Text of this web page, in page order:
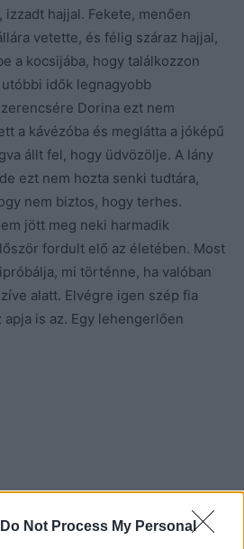
Do Not Process My Personal
izzadt hajjal. Fekete, menően
vetette, és félig száraz hajjal,
a kocsijába, hogy találkozzon
idők legnagyobb
Dorina ezt nem
a kávézóba és meglátta a jóképű
állt fel, hogy üdvözölje. A lány
ezt nem hozta senki tudtára,
nem biztos, hogy terhes.
jött meg neki harmadik
fordult elő az életében. Most
mi történne, ha valóban
alatt. Elvégre igen szép fia
is az. Egy lehengerlően